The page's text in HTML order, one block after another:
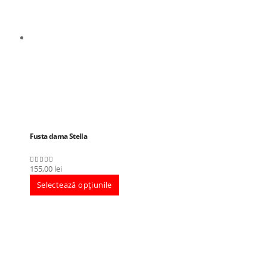
Fusta dama Stella
0 out of 5
155,00 lei
Selectează opțiunile